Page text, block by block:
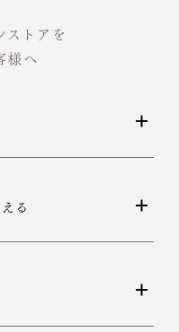
ストアを
様へ
る